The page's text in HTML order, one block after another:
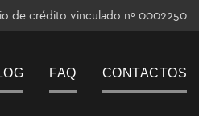
de crédito vinculado nº 0002250
FAQ CONTACTOS